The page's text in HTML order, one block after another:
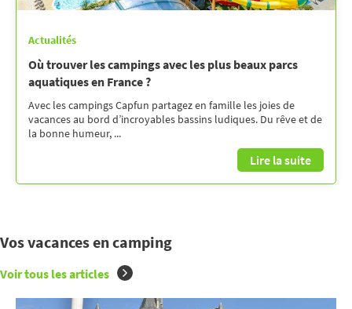
Actualités
Où trouver les campings avec les plus beaux parcs
aquatiques en France ?
Avec les campings Capfun partagez en famille les joies de
vacances au bord d’incroyables bassins ludiques. Du rêve et de
la bonne humeur, ...
Lire la suite
Vos vacances en camping
Voir tous les articles